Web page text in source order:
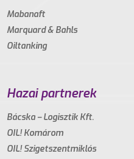
Mabanaft
Marquard & Bahls
Oiltanking
Hazai partnerek
Bácska – Logisztik Kft.
OIL! Komárom
OIL! Szigetszentmiklós